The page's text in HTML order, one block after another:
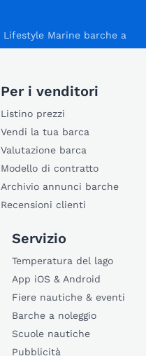
Lifestyle Marine barche a
Per i venditori
Listino prezzi
Vendi la tua barca
Valutazione barca
Modello di contratto
Archivio annunci barche
Recensioni clienti
Servizio
Temperatura del lago
App iOS & Android
Fiere nautiche & eventi
Barche a noleggio
Scuole nautiche
Pubblicità